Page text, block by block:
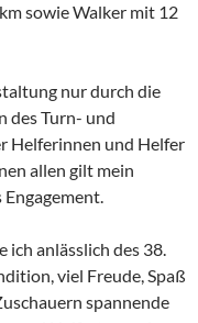
sowie Walker mit 12
nur durch die
des Turn- und
Helferinnen und Helfer
allen gilt mein
ich anlässlich des 38.
viel Freude, Spaß
spannende